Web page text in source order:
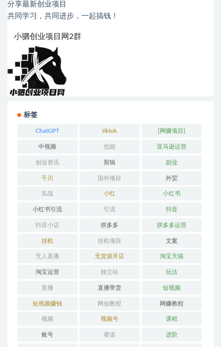
分享最新创业项目
共同学习，共同进步，一起搞钱！
小驷创业项目网2群
标签
ChatGPT tiktok [网赚项目]
中视频 也能 亚马逊运营
创业资讯 剪辑 副业
千川 国外项目 外贸
实战 小红 小红书
小红书引流 引流 抖音
抖音小店 拼多多 拼多多运营
挂机 挂机项目 文案
无人直播 无货源开店 淘宝天猫
淘宝运营 独立站 玩法
直播 直播带货 短视频
短视频赚钱 网创教程 网赚教程
视频 视频号 课程
账号 赛道 进阶